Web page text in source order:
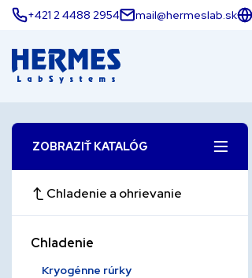
+421 2 4488 2954 mail@hermeslab.sk
ZOBRAZIŤ KATALÓG
Chladenie a ohrievanie
Chladenie
Kryogénne rúrky